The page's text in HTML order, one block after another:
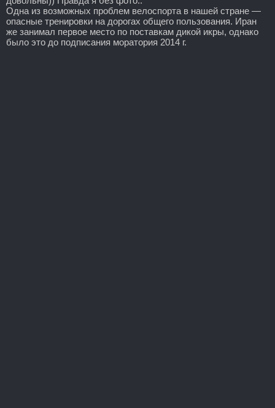
Одна из возможных проблем велоспорта в нашей стране —
опасные тренировки на дорогах общего пользования. Иран
же занимал первое место по поставкам дикой икры, однако
было это до подписания моратория 2014 г.